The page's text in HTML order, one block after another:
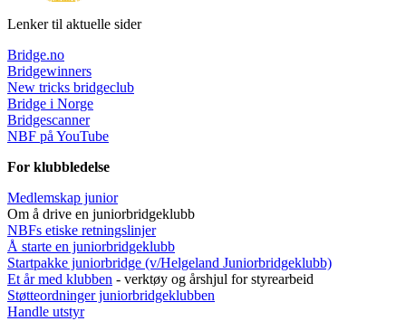
Lenker til aktuelle sider
Bridge.no
Bridgewinners
New tricks bridgeclub
Bridge i Norge
Bridgescanner
NBF på YouTube
For klubbledelse
Medlemskap junior
Om å drive en juniorbridgeklubb
NBFs etiske retningslinjer
Å starte en juniorbridgeklubb
Startpakke juniorbridge (v/Helgeland Juniorbridgeklubb)
Et år med klubben - verktøy og årshjul for styrearbeid
Støtteordninger juniorbridgeklubben
Handle utstyr